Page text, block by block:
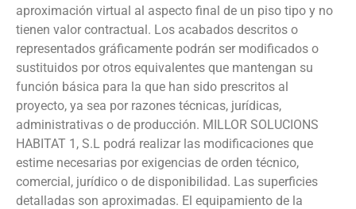
aproximación virtual al aspecto final de un piso tipo y no
tienen valor contractual. Los acabados descritos o
representados gráficamente podrán ser modificados o
sustituidos por otros equivalentes que mantengan su
función básica para la que han sido prescritos al
proyecto, ya sea por razones técnicas, jurídicas,
administrativas o de producción. MILLOR SOLUCIONS
HABITAT 1, S.L podrá realizar las modificaciones que
estime necesarias por exigencias de orden técnico,
comercial, jurídico o de disponibilidad. Las superficies
detalladas son aproximadas. El equipamiento de la